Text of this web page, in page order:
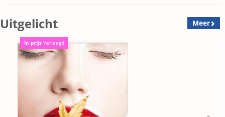
Uitgelicht Meer
In prijs Verlaagd